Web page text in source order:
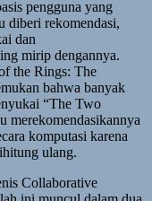
pengguna yang
diberi rekomendasi,
dan
mirip dengannya.
the Rings: The
bahwa banyak
“The Two
merekomendasikannya
komputasi karena
ulang.
Collaborative